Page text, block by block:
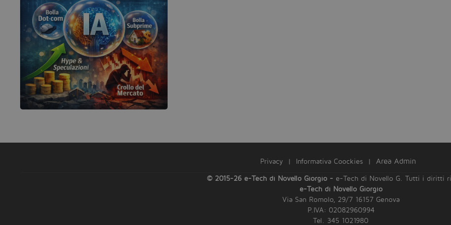
Privacy | Informativa Coockies | Area Admin
© 2015-26 e-Tech di Novello Giorgio - e-Tech di Novello G. Tutti i diritti
e-Tech di Novello Giorgio
Via San Romolo, 29/7 16157 Genova
P.IVA: 02082960994
Tel. 345 1021980